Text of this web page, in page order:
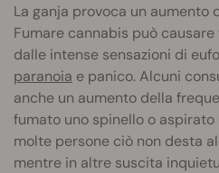
La ganja provoca un
Fumare cannabis può causare
dalle intense sensazioni di
paranoia e panico. Alcuni
anche un aumento della
fumato uno spinello o
molte persone ciò non desta
mentre in altre suscita